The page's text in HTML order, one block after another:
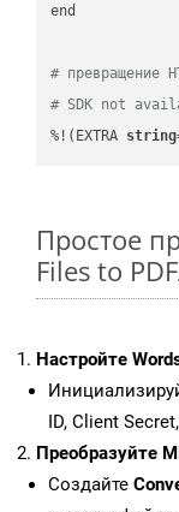
end
# превращение
# SDK not
%!(EXTRA string
Простое
Files to
Настройте
ID, Client
Преобразуйте
Создайте